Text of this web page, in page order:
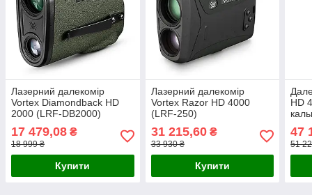
Лазерний далекомір
Vortex Diamondback HD
2000 (LRF-DB2000)
17 479,08 ₴
18 999 ₴
Купити
Лазерний далекомір
Vortex Razor HD 4000
(LRF-250)
31 215,60₴
33 930 ₴
Купити
HD
47
51